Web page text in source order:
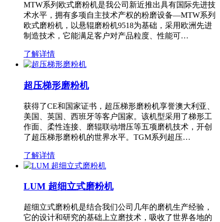
MTW系列欧式磨粉机是我公司新近推出具有国际先进技
术水平，拥有多项自主技术产权的粉磨设备—MTW系列
欧式磨粉机，以悬辊磨粉机9518为基础，采用欧洲先进
制造技术，它能满足客户对产品粒度、性能可…
了解详情
超压梯形磨粉机
获得了CE和国家证书，超压梯形磨粉机享誉澳大利亚、
美国、英国、西班牙等客户国家。该机型采用了梯形工
作面、柔性连接、磨辊联动增压等五项磨机技术，开创
了超压梯形磨粉机的世界水平。TGM系列超压…
了解详情
LUM 超细立式磨粉机
超细立式磨粉机是结合我们公司几年的磨机生产经验，
它的设计和研究的基础上立磨技术，吸收了世界各地的